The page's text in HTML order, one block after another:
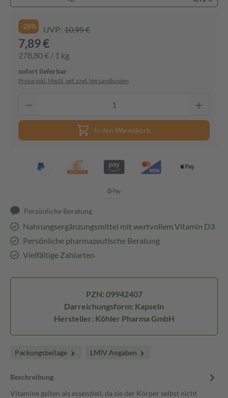
-28% UVP: 10,95 €
7,89 €
278,80 € / 1 kg
sofort lieferbar
Preise inkl. MwSt. ggf. zzgl. Versandkosten
In den Warenkorb
Persönliche Beratung
Nahrungsergänzungsmittel mit wertvollem Vitamin D3
Persönliche pharmazeutische Beratung
Vielfältige Zahlarten
PZN: 09942407
Darreichungsform: Kapseln
Hersteller: Köhler Pharma GmbH
Packungsbeilage LMIV Angaben
Beschreibung
Vitamine gelten als essenziell, da sie der Körper selbst nicht